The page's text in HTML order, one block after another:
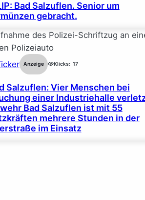
Bad Salzuflen. Senior um
gebracht.
Anzeige Klicks: 17
Salzuflen: Vier Menschen bei
einer Industriehalle
Bad Salzuflen ist mit 55
mehrere Stunden in der
im Einsatz